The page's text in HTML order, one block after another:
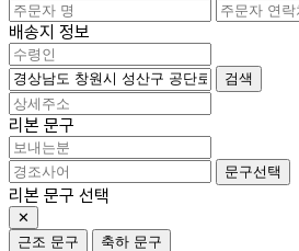
배송지 정보
검색
리본 문구
문구선택
리본 문구 선택
✕
근조 문구
축하 문구